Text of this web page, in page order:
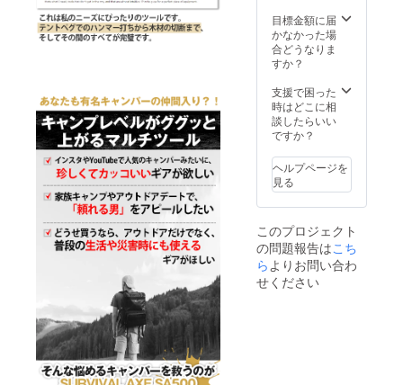
理由な
く刃物
を携帯
銃砲刀
剣類所
持等取
締法第
び軽犯
罪法第1
条第2号
により
れてい
ます。
目標金額に届
かなかった場
合どうなりま
すか？
支援で困った
時はどこに相
談したらいい
ですか？
ヘルプページを
見る
このプロジェクト
の問題報告はこち
らよりお問い合わ
せください